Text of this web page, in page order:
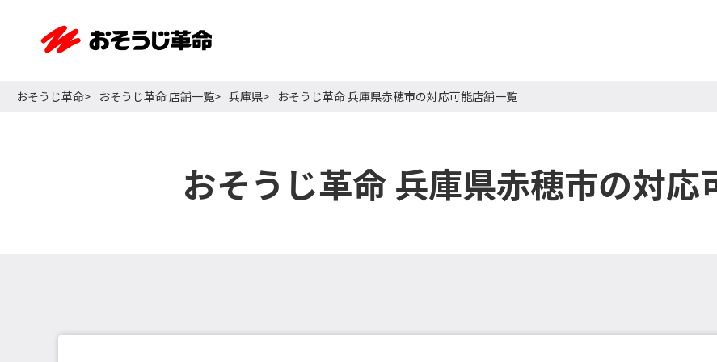
おそうじ革命 おそうじ革命 店舗一覧 兵庫県 おそうじ革命 兵庫県赤穂市の対応可能店舗一覧
おそうじ革命 兵庫県赤穂市の対応